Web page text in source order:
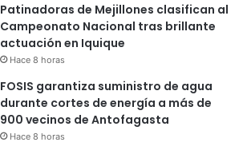
Patinadoras de Mejillones clasifican al
Campeonato Nacional tras brillante
actuación en Iquique
Hace 8 horas
FOSIS garantiza suministro de agua
durante cortes de energía a más de
900 vecinos de Antofagasta
Hace 8 horas